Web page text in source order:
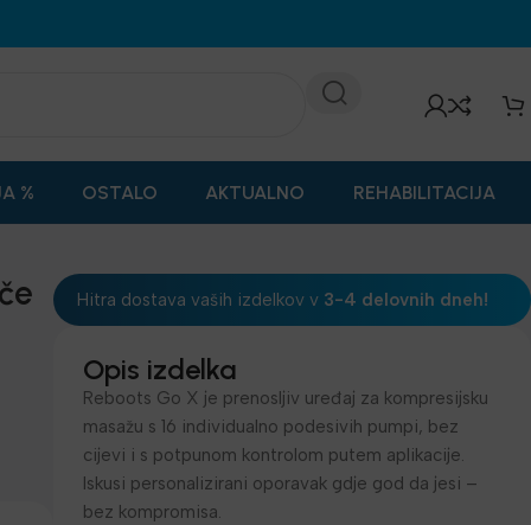
% OSTALO AKTUALNO REHABILITACIJA
Hitra dostava vaših izdelkov v 3-4 delovnih dneh!
Opis izdelka
Reboots Go X je prenosljiv uređaj za kompresijsku
masažu s 16 individualno podesivih pumpi, bez
cijevi i s potpunom kontrolom putem aplikacije.
Iskusi personalizirani oporavak gdje god da jesi –
bez kompromisa.